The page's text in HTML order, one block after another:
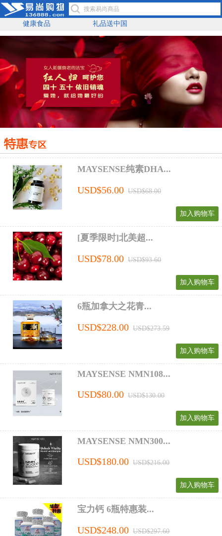
健康食品 礼品送中国
MAYSENSE纯素DHA...
USD$56.00 USD$68.00
加入购物车
[夏季限时]北美超...
USD$78.00 USD$93.60
加入购物车
6瓶加拿大之花青...
USD$228.00 USD$273.59
加入购物车
MAYSENSE NMN108...
USD$80.00 USD$130.00
加入购物车
MAYSENSE NMN300...
USD$180.00 USD$216.00
加入购物车
宝力钙 6瓶特惠装...
USD$248.00 USD$297.60